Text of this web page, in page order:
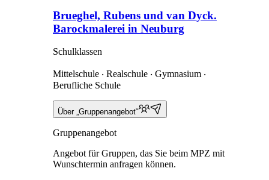
Brueghel, Rubens und van Dyck.
Barockmalerei in Neuburg
Schulklassen
Mittelschule ‧ Realschule ‧ Gymnasium ‧
Berufliche Schule
Über „Gruppenangebot“
Gruppenangebot
Angebot für Gruppen, das Sie beim MPZ mit
Wunschtermin anfragen können.